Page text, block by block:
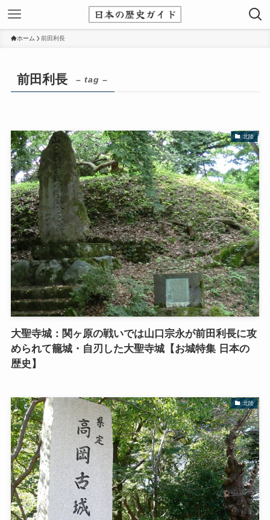
ホーム 前田利長
前田利長 – tag –
北陸
大聖寺城：関ヶ原の戦いでは山口宗永が前田利長に攻
められて籠城・自刃した大聖寺城【お城特集 日本の
歴史】
北陸